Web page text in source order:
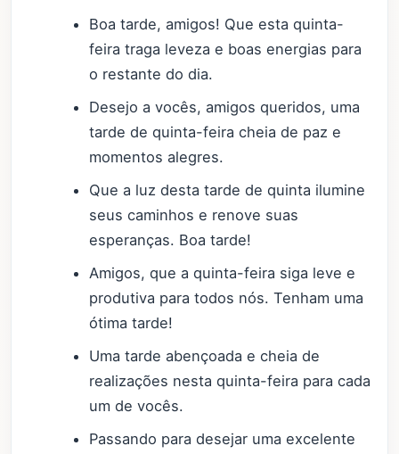
Boa tarde, amigos! Que esta quinta-
feira traga leveza e boas energias para
o restante do dia.
Desejo a vocês, amigos queridos, uma
tarde de quinta-feira cheia de paz e
momentos alegres.
Que a luz desta tarde de quinta ilumine
seus caminhos e renove suas
esperanças. Boa tarde!
Amigos, que a quinta-feira siga leve e
produtiva para todos nós. Tenham uma
ótima tarde!
Uma tarde abençoada e cheia de
realizações nesta quinta-feira para cada
um de vocês.
Passando para desejar uma excelente